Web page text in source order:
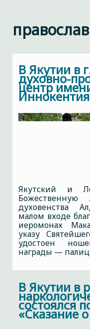
В Якутии в
духовно-
центр
Якутский и
духовенства
малом входе
иеромонах
указу
удостоен
награды —
В Якутии в
состоялся
«Сказание